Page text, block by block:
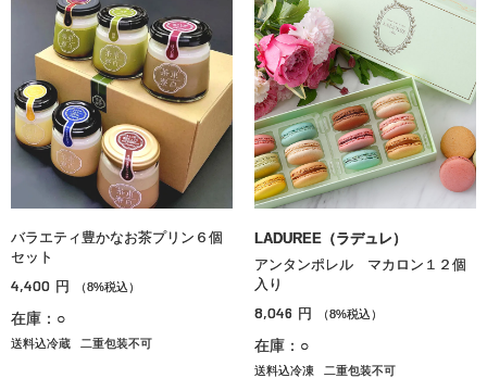
バラエティ豊かなお茶プリン６個
セット
4,400 円 （8%税込）
在庫：○
送料込冷蔵 二重包装不可
LADUREE（ラデュレ）
アンタンポレル マカロン１２個
入り
8,046 円 （8%税込）
在庫：○
送料込冷凍 二重包装不可